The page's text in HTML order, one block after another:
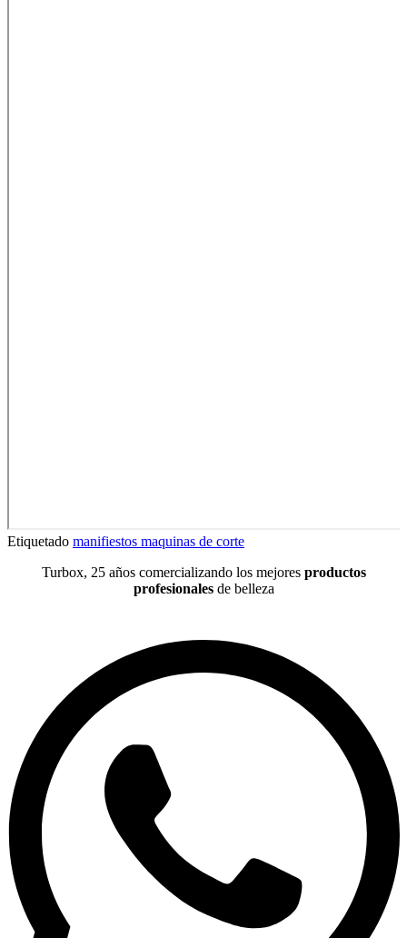
Etiquetado manifiestos maquinas de corte
Turbox, 25 años comercializando los mejores productos
profesionalesde belleza